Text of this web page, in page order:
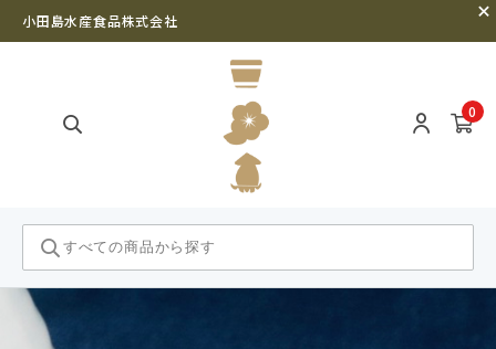
小田島水産食品株式会社
0